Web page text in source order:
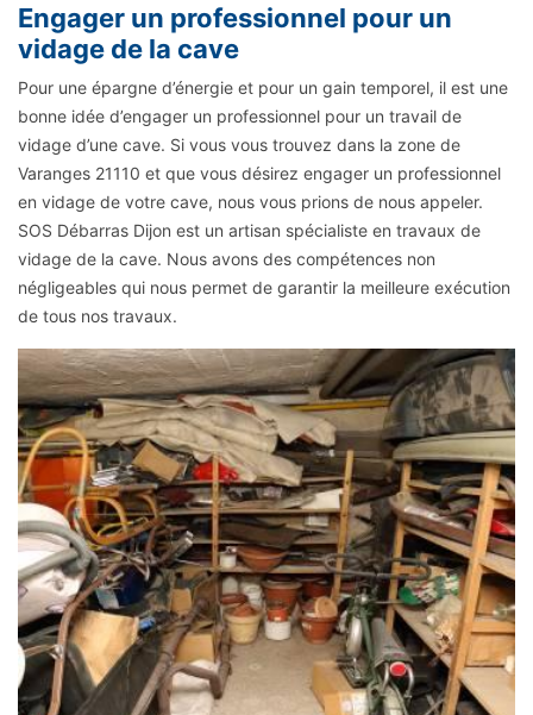
Engager un professionnel pour un
vidage de la cave
Pour une épargne d’énergie et pour un gain temporel, il est une
bonne idée d’engager un professionnel pour un travail de
vidage d’une cave. Si vous vous trouvez dans la zone de
Varanges 21110 et que vous désirez engager un professionnel
en vidage de votre cave, nous vous prions de nous appeler.
SOS Débarras Dijon est un artisan spécialiste en travaux de
vidage de la cave. Nous avons des compétences non
négligeables qui nous permet de garantir la meilleure exécution
de tous nos travaux.